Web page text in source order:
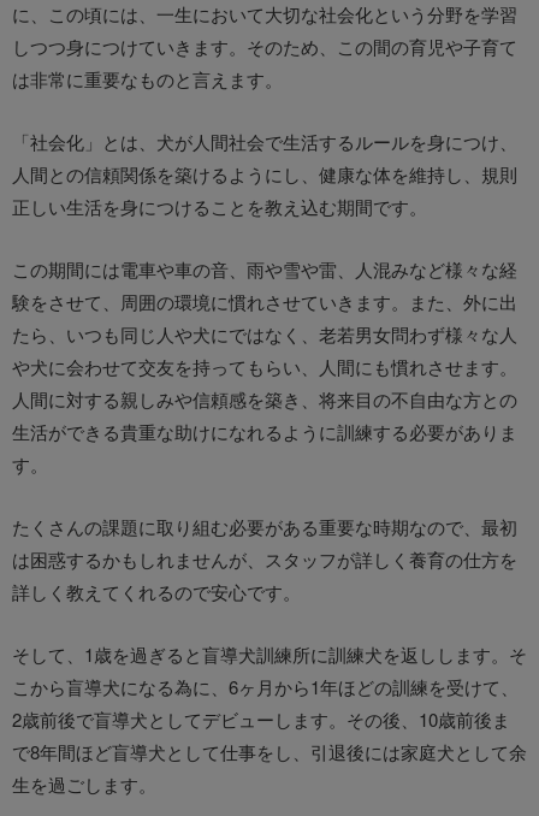
に、この頃には、一生において大切な社会化という分野を学習
しつつ身につけていきます。そのため、この間の育児や子育て
は非常に重要なものと言えます。
「社会化」とは、犬が人間社会で生活するルールを身につけ、
人間との信頼関係を築けるようにし、健康な体を維持し、規則
正しい生活を身につけることを教え込む期間です。
この期間には電車や車の音、雨や雪や雷、人混みなど様々な経
験をさせて、周囲の環境に慣れさせていきます。また、外に出
たら、いつも同じ人や犬にではなく、老若男女問わず様々な人
や犬に会わせて交友を持ってもらい、人間にも慣れさせます。
人間に対する親しみや信頼感を築き、将来目の不自由な方との
生活ができる貴重な助けになれるように訓練する必要がありま
す。
たくさんの課題に取り組む必要がある重要な時期なので、最初
は困惑するかもしれませんが、スタッフが詳しく養育の仕方を
詳しく教えてくれるので安心です。
そして、1歳を過ぎると盲導犬訓練所に訓練犬を返しします。そ
こから盲導犬になる為に、6ヶ月から1年ほどの訓練を受けて、
2歳前後で盲導犬としてデビューします。その後、10歳前後ま
で8年間ほど盲導犬として仕事をし、引退後には家庭犬として余
生を過ごします。